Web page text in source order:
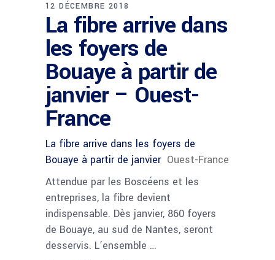
12 DÉCEMBRE 2018
La fibre arrive dans
les foyers de
Bouaye à partir de
janvier – Ouest-
France
La fibre arrive dans les foyers de
Bouaye à partir de janvier Ouest-France
Attendue par les Boscéens et les
entreprises, la fibre devient
indispensable. Dès janvier, 860 foyers
de Bouaye, au sud de Nantes, seront
desservis. L’ensemble …